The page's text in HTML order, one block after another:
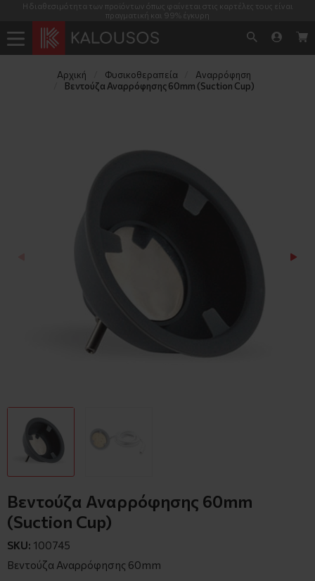
Η διαθεσιμότητα των προϊόντων όπως φαίνεται στις καρτέλες τους είναι
πραγματική και 99% έγκυρη
Αρχική Φυσικοθεραπεία
Αναρρόφηση
Βεντούζα Αναρρόφησης 60mm (Suction Cup)
Βεντούζα Αναρρόφησης 60mm
(Suction Cup)
SKU: 100745
Βεντούζα Αναρρόφησης 60mm